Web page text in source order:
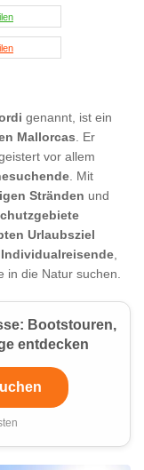
genannt, ist ein
Mallorcas . Er
vor allem
. Mit
Stränden und
Urlaubsziel
in die Natur suchen.
Bootstouren,
entdecken